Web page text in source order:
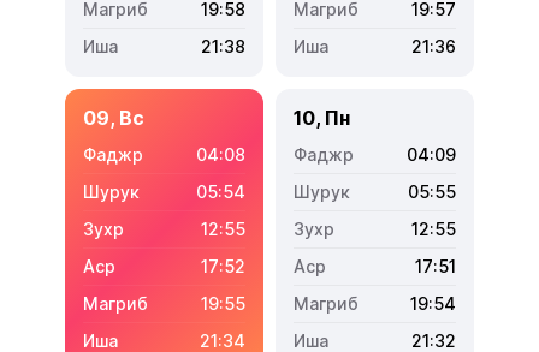
19:58
21:38
19:57
21:36
09, Вс
04:08
05:54
12:55
17:52
19:55
21:34
10, Пн
04:09
05:55
12:55
17:51
19:54
21:32